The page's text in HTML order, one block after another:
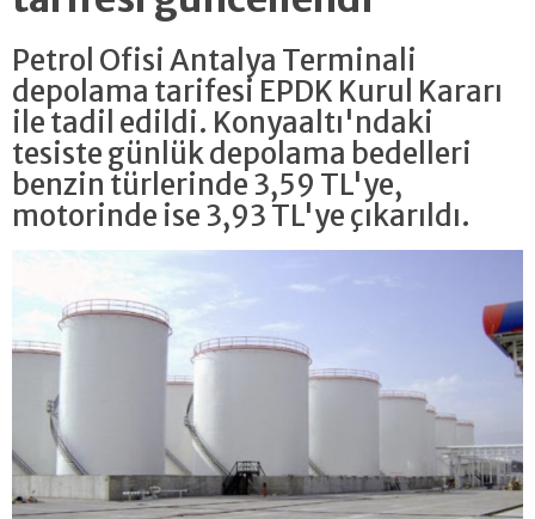
Petrol Ofisi Antalya Terminali
depolama tarifesi EPDK Kurul Kararı
ile tadil edildi. Konyaaltı'ndaki
tesiste günlük depolama bedelleri
benzin türlerinde 3,59 TL'ye,
motorinde ise 3,93 TL'ye çıkarıldı.